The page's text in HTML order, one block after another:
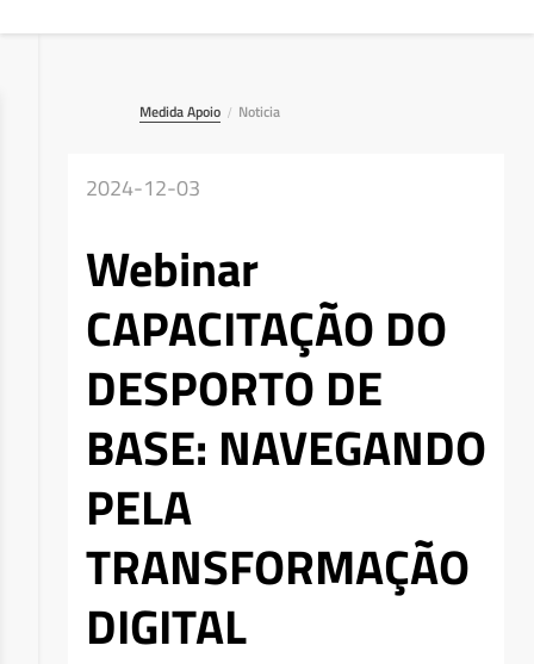
Medida Apoio / Noticia
2024-12-03
Webinar
CAPACITAÇÃO DO
DESPORTO DE
BASE: NAVEGANDO
PELA
TRANSFORMAÇÃO
DIGITAL
Deseja apagar o ficheiro?